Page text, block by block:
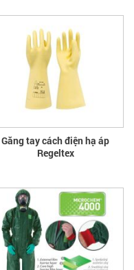
Găng tay cách điện hạ áp
Regeltex